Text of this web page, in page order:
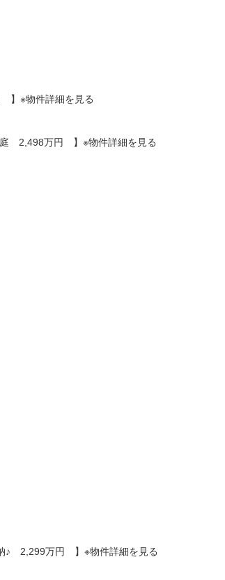
】※物件詳細を見る
庭 2,498万円 】※物件詳細を見る
♪ 2,299万円 】※物件詳細を見る